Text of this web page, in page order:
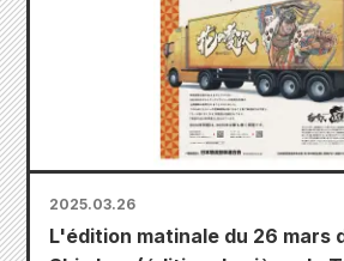
2025.03.26
L'édition matinale du 26 mars